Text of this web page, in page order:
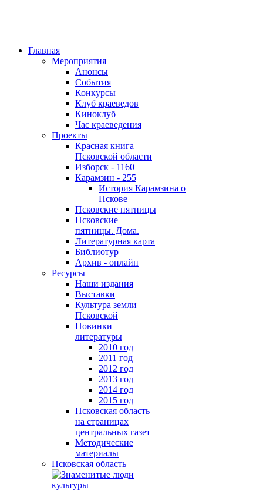
Главная
Мероприятия
Анонсы
События
Конкурсы
Клуб краеведов
Киноклуб
Час краеведения
Проекты
Красная книга
Псковской области
Изборск - 1160
Карамзин - 255
История Карамзина о
Пскове
Псковские пятницы
Псковские
пятницы. Дома.
Литературная карта
Библиотур
Архив - онлайн
Ресурсы
Наши издания
Выставки
Культура земли
Псковской
Новинки
литературы
2010 год
2011 год
2012 год
2013 год
2014 год
2015 год
Псковская область
на страницах
центральных газет
Методические
материалы
Псковская область